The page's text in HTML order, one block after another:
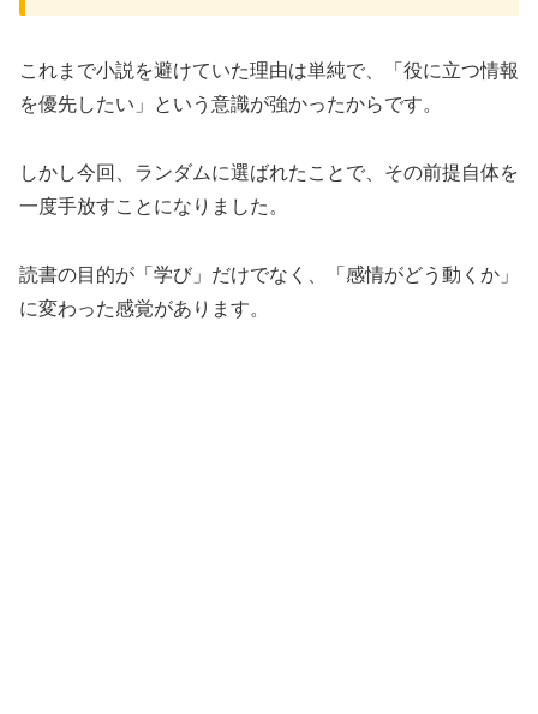
これまで小説を避けていた理由は単純で、「役に立つ情報
を優先したい」という意識が強かったからです。
しかし今回、ランダムに選ばれたことで、その前提自体を
一度手放すことになりました。
読書の目的が「学び」だけでなく、「感情がどう動くか」
に変わった感覚があります。